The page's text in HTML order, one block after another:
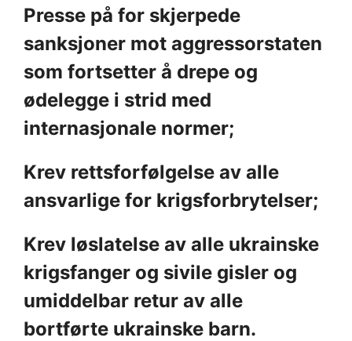
Presse på for skjerpede
sanksjoner mot aggressorstaten
som fortsetter å drepe og
ødelegge i strid med
internasjonale normer;
Krev rettsforfølgelse av alle
ansvarlige for krigsforbrytelser;
Krev løslatelse av alle ukrainske
krigsfanger og sivile gisler og
umiddelbar retur av alle
bortførte ukrainske barn.